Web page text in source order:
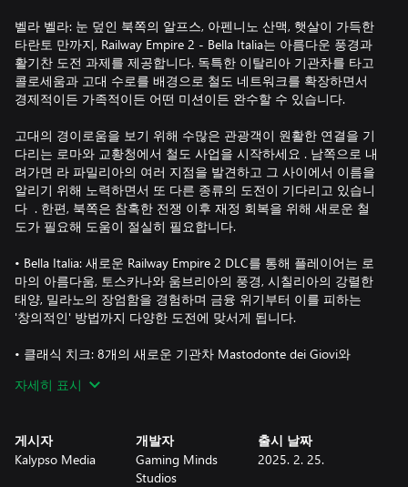
벨라 벨라: 눈 덮인 북쪽의 알프스, 아펜니노 산맥, 햇살이 가득한
타란토 만까지, Railway Empire 2 - Bella Italia는 아름다운 풍경과
활기찬 도전 과제를 제공합니다. 독특한 이탈리아 기관차를 타고
콜로세움과 고대 수로를 배경으로 철도 네트워크를 확장하면서
경제적이든 가족적이든 어떤 미션이든 완수할 수 있습니다.
고대의 경이로움을 보기 위해 수많은 관광객이 원활한 연결을 기
다리는 로마와 교황청에서 철도 사업을 시작하세요 . 남쪽으로 내
려가면 라 파밀리아의 여러 지점을 발견하고 그 사이에서 이름을
알리기 위해 노력하면서 또 다른 종류의 도전이 기다리고 있습니
다 . 한편, 북쪽은 참혹한 전쟁 이후 재정 회복을 위해 새로운 철
도가 필요해 도움이 절실히 필요합니다.
• Bella Italia: 새로운 Railway Empire 2 DLC를 통해 플레이어는 로
마의 아름다움, 토스카나와 움브리아의 풍경, 시칠리아의 강렬한
태양, 밀라노의 장엄함을 경험하며 금융 위기부터 이를 피하는
'창의적인' 방법까지 다양한 도전에 맞서게 됩니다.
• 클래식 치크: 8개의 새로운 기관차 Mastodonte dei Giovi와
(1850년대 시작), "Per la Famiglia"(1870년대 시작), "Milano
Magnifico"(1880년대 시작).
자세히 표시
게시자
Kalypso Media
개발자
Gaming Minds
Studios
출시 날짜
2025. 2. 25.